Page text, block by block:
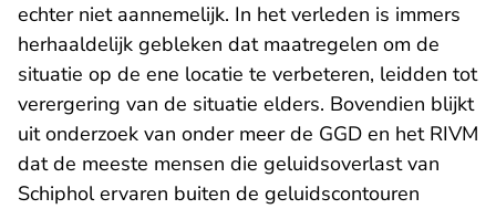
echter niet aannemelijk. In het verleden is immers
herhaaldelijk gebleken dat maatregelen om de
situatie op de ene locatie te verbeteren, leidden tot
verergering van de situatie elders. Bovendien blijkt
uit onderzoek van onder meer de GGD en het RIVM
dat de meeste mensen die geluidsoverlast van
Schiphol ervaren buiten de geluidscontouren